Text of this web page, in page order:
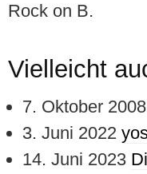
Rock on B.
Vielleicht
7. Oktober 2008
3. Juni 2022
14. Juni 2023